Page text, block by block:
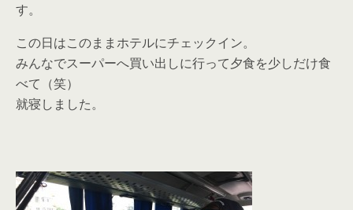
す。
この日はこのままホテルにチェックイン。
みんなでスーパーへ買い出しに行って夕食を少しだけ食
べて（笑）
就寝しました。